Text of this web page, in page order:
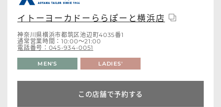
イトーヨーカドーららぽーと横浜店
神奈川県横浜市都筑区池辺町4035番1
通常営業時間：10:00～21:00
電話番号：045-934-0051
MEN'S LADIES'
この店舗で予約する